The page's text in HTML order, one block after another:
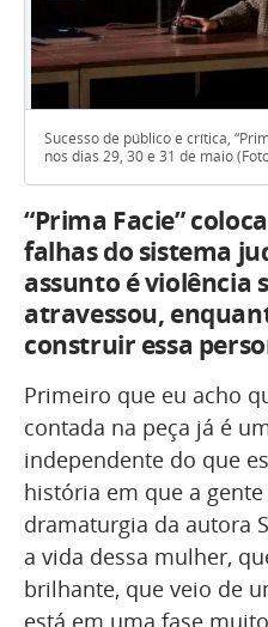
Sucesso de público e crítica,
nos dias 29, 30 e 31 de maio
“Prima Facie”
falhas do sistema
assunto é violência
atravessou,
construir essa
Primeiro que eu acho
contada na peça já é
independente do que
história em que a
dramaturgia da autora
a vida dessa mulher,
brilhante, que veio de
está em uma fase